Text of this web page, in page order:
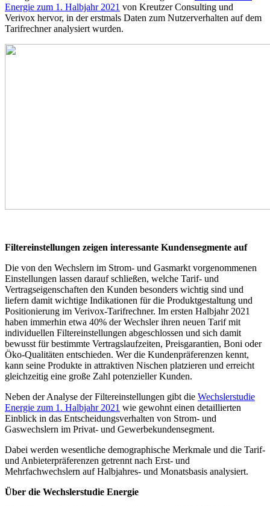
Energie zum 1. Halbjahr 2021 von Kreutzer Consulting und
Verivox hervor, in der erstmals Daten zum Nutzerverhalten auf dem
Tarifrechner analysiert wurden.
Filtereinstellungen zeigen interessante Kundensegmente auf
Die von den Wechslern im Strom- und Gasmarkt vorgenommenen
Einstellungen lassen darauf schließen, welche Tarif- und
Vertragseigenschaften den Kunden besonders wichtig sind und
liefern damit wichtige Indikationen für die Produktgestaltung und
Positionierung im Verivox-Tarifrechner. Im ersten Halbjahr 2021
haben immerhin etwa 40% der Wechsler ihren neuen Tarif mit
individuellen Filtereinstellungen abgeschlossen und sich damit
bewusst für bestimmte Vertragslaufzeiten, Preisgarantien, Boni oder
Öko-Qualitäten entschieden. Wer die Kundenpräferenzen kennt,
kann seine Produkte in attraktiven Nischen platzieren und erreicht
gleichzeitig eine große Zahl potenzieller Kunden.
Neben der Analyse der Filtereinstellungen gibt die Wechslerstudie
Energie zum 1. Halbjahr 2021 wie gewohnt einen detaillierten
Einblick in das Entscheidungsverhalten von Strom- und
Gaswechslern im Privat- und Gewerbekundensegment.
Dabei werden wesentliche demographische Merkmale und die Tarif-
und Anbieterpräferenzen getrennt nach Erst- und
Mehrfachwechslern auf Halbjahres- und Monatsbasis analysiert.
Über die Wechslerstudie Energie